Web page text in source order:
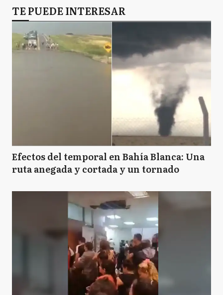
TE PUEDE INTERESAR
Efectos del temporal en Bahía Blanca: Una
ruta anegada y cortada y un tornado